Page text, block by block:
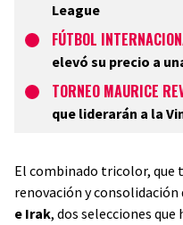
League
FÚTBOL
elevó su precio a
TORNEO MAURICE
que liderarán a la
El combinado tricolor, que
renovación y consolidación
e Irak, dos selecciones